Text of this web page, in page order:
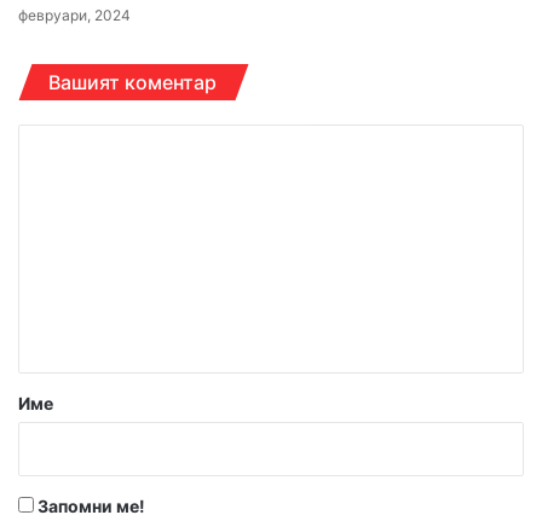
февруари, 2024
Вашият коментар
р
Име
Запомни ме!